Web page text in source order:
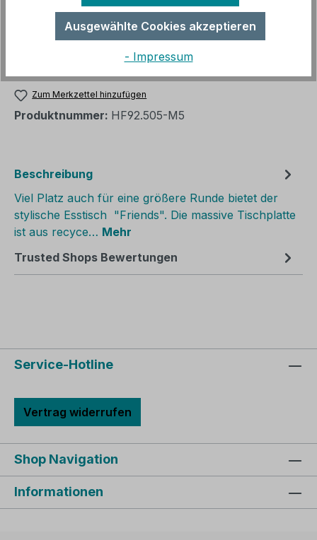
Sofort verfügbar, Lieferzeit: 3 - 14 Werktage
Produkt Anzahl: Gib den
In den Warenkorb
Zum Merkzettel hinzufügen
Produktnummer: HF92.505-M5
Beschreibung
Viel Platz auch für eine größere Runde bietet der
stylische Esstisch "Friends". Die massive Tischplatte
ist aus recyce… Mehr
Trusted Shops Bewertungen
Service-Hotline
Vertrag widerrufen
Shop Navigation
Informationen
Ausgewählte Cookies akzeptieren
- Impressum